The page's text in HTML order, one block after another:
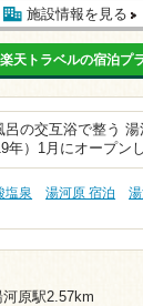
施設情報を見る
楽天トラベルの宿泊プ
呂の交互浴で整う
年）1月にオープ
塩泉 湯河原 宿泊
河原駅2.57km